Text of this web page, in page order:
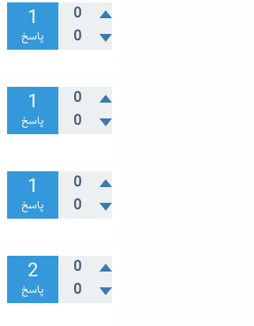
0
0
1
پاسخ
0
0
1
پاسخ
0
0
1
پاسخ
0
0
2
پاسخ